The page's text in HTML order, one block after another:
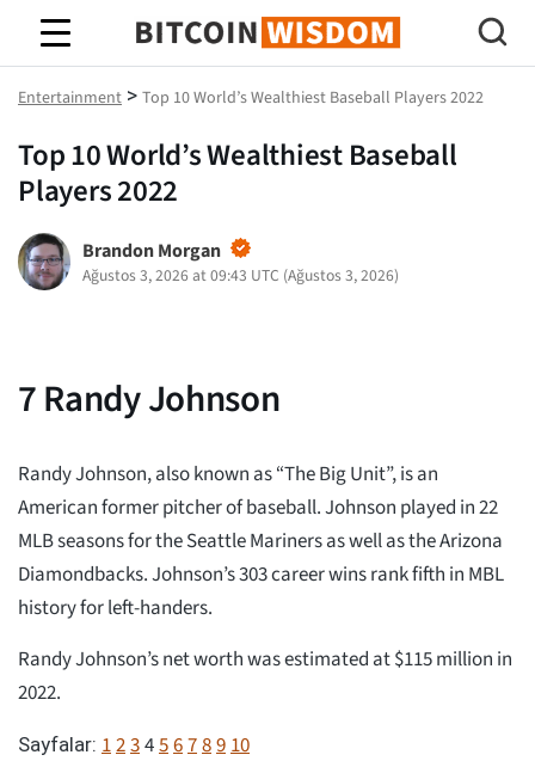
Bitcoin Bilgeliği
Entertainment > Top 10 World’s Wealthiest Baseball Players 2022
Top 10 World’s Wealthiest Baseball
Players 2022
Brandon Morgan
Ağustos 3, 2026 at 09:43 UTC (Ağustos 3, 2026)
7Randy Johnson
Randy Johnson, also known as “The Big Unit”, is an
American former pitcher of baseball. Johnson played in 22
MLB seasons for the Seattle Mariners as well as the Arizona
Diamondbacks. Johnson’s 303 career wins rank fifth in MBL
history for left-handers.
Randy Johnson’s net worth was estimated at $115 million in
2022.
Sayfalar: 12345678910